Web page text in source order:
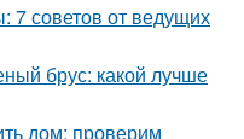
7 советов от ведущих
брус: какой лучше
дом: проверим